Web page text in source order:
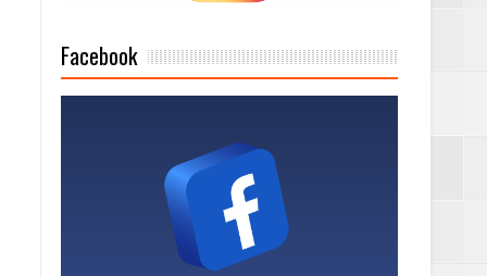
Facebook